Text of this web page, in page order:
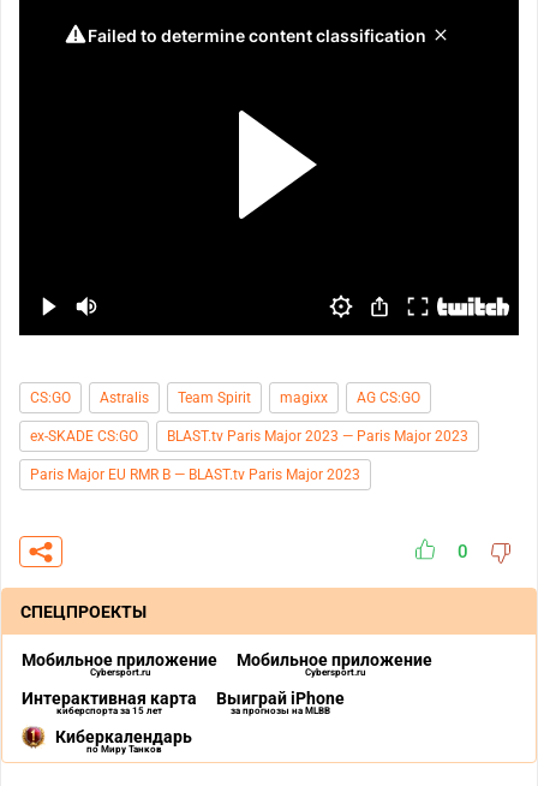
CS:GO Astralis Team Spirit magixx AG CS:GO
ex-SKADE CS:GO BLAST.tv Paris Major 2023 — Paris Major 2023
Paris Major EU RMR B — BLAST.tv Paris Major 2023
0
СПЕЦПРОЕКТЫ
Мобильное приложение
Cybersport.ru
Мобильное приложение
Cybersport.ru
Интерактивная карта
киберспорта за 15 лет
Выиграй iPhone
за прогнозы на MLBB
Киберкалендарь
по Миру Танков